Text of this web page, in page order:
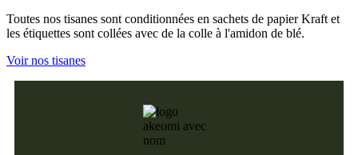
Toutes nos tisanes sont conditionnées en sachets de papier Kraft et
les étiquettes sont collées avec de la colle à l'amidon de blé.
Voir nos tisanes